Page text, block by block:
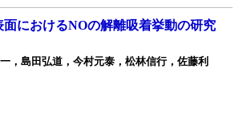
におけるNOの解離吸着挙動の研究
，島田弘道，今村元泰，松林信行，佐藤利